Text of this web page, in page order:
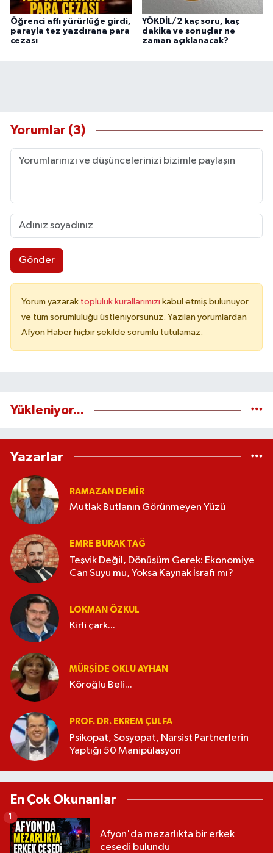
Öğrenci affı yürürlüğe girdi,
parayla tez yazdırana para
cezası
YÖKDİL/2 kaç soru, kaç
dakika ve sonuçlar ne
zaman açıklanacak?
Yorumlar (3)
Gönder
Yorum yazarak topluluk kurallarımızı kabul etmiş bulunuyor
ve tüm sorumluluğu üstleniyorsunuz. Yazılan yorumlardan
Afyon Haber hiçbir şekilde sorumlu tutulamaz.
Yükleniyor...
Yazarlar
RAMAZAN DEMİR
Mutlak Butlanın Görünmeyen Yüzü
EMRE BURAK TAĞ
Teşvik Değil, Dönüşüm Gerek: Ekonomiye
Can Suyu mu, Yoksa Kaynak İsrafı mı?
LOKMAN ÖZKUL
Kirli çark...
MÜRŞIDE OKLU AYHAN
Köroğlu Beli...
PROF. DR. EKREM ÇULFA
Psikopat, Sosyopat, Narsist Partnerlerin
Yaptığı 50 Manipülasyon
En Çok Okunanlar
Afyon'da mezarlıkta bir erkek
cesedi bulundu
1